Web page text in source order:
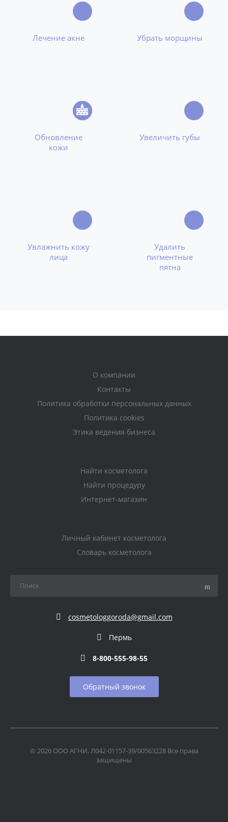
Лечение акне Убрать морщины
Обновление
кожи
Увеличить губы
Увлажнить кожу
лица
Удалить
пигментные
пятна
О компании
Контакты
Политика обработки персональных данных
Политика cookies
Этика ведения бизнеса
Найти косметолога
Найти процедуру
Интернет-магазин
Личный кабинет косметолога
Словарь косметолога
cosmetologgoroda@gmail.com
Пермь
8-800-555-98-55
Обратный звонок
© 2026 ООО АГНИ, Л042-01157-39/00563228 Все права
защищены